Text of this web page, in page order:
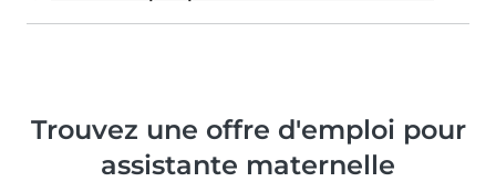
Trouvez une offre d'emploi pour
assistante maternelle